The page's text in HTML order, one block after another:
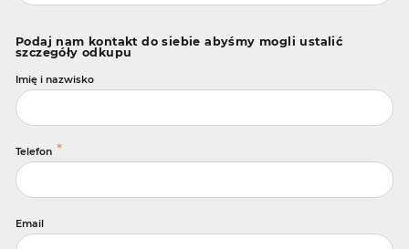
Podaj nam kontakt do siebie abyśmy mogli ustalić
szczegóły odkupu
Imię i nazwisko
Telefon *
Email